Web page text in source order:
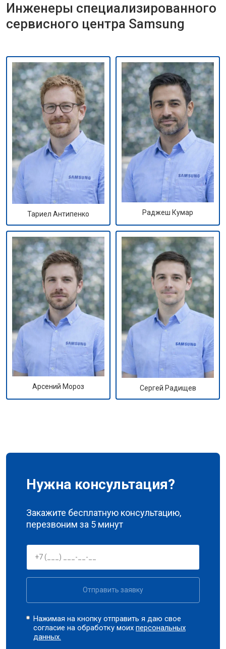
Инженеры специализированного
сервисного центра Samsung
Тариел Антипенко Раджеш Кумар
Арсений Мороз Сергей Радищев
Нужна консультация?
Закажите бесплатную консультацию,
перезвоним за 5 минут
Отправить заявку
Нажимая на кнопку отправить я даю свое
согласие на обработку моихперсональных
данных.